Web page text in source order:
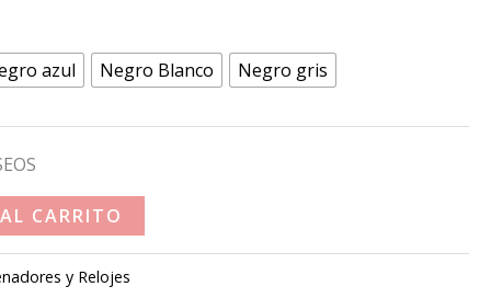
azul Negro Blanco Negro gris
CARRITO
y Relojes